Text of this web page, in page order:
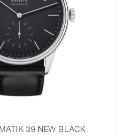
39 NEW BLACK